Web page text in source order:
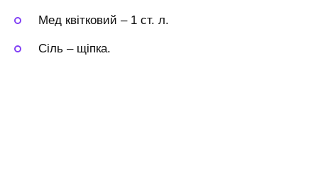
Мед квітковий – 1 ст. л.
Сіль – щіпка.